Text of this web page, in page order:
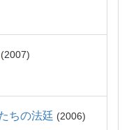
2007
ちの法廷 2006